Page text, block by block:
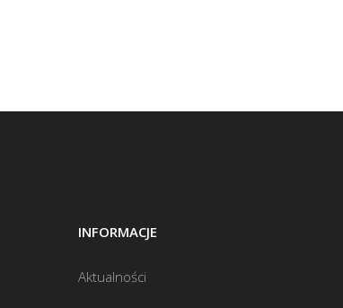
INFORMACJE
Aktualności